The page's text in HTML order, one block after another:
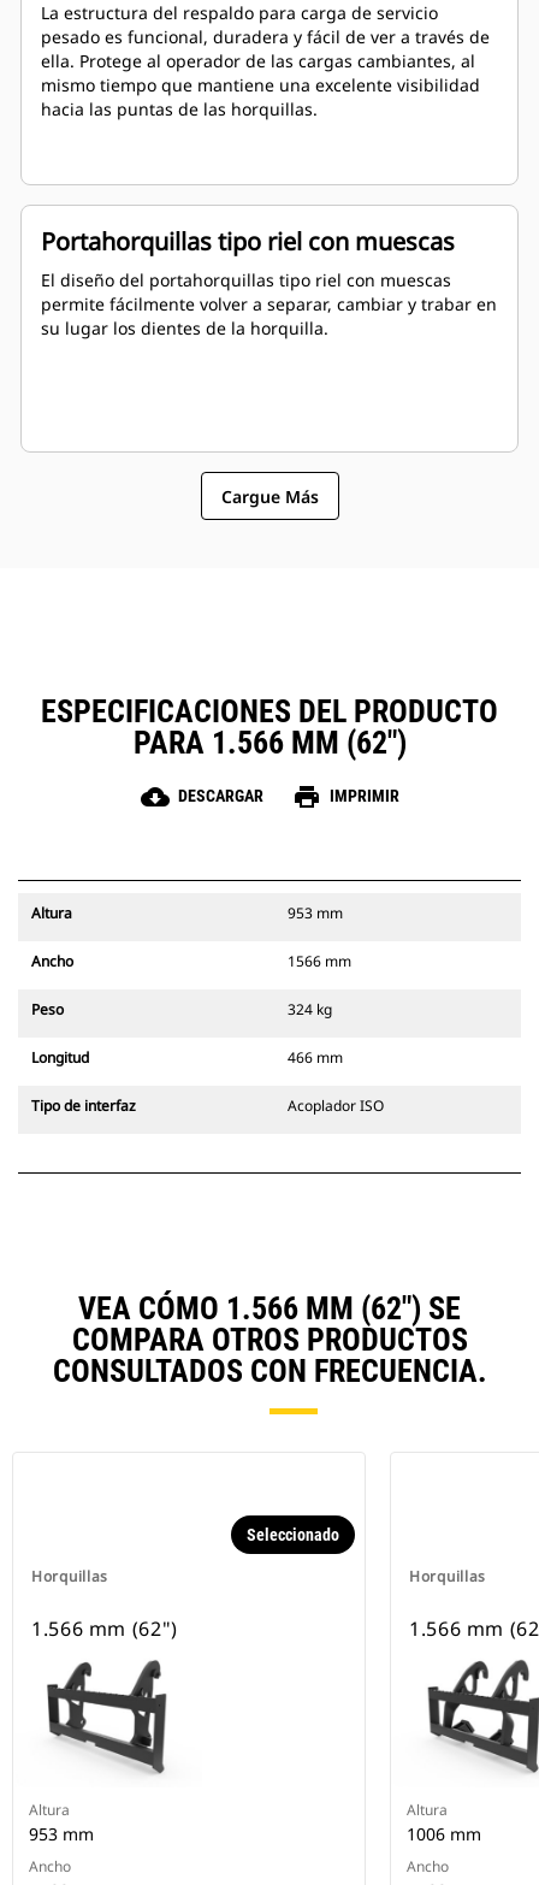
La estructura del respaldo para carga de servicio
pesado es funcional, duradera y fácil de ver a través de
ella. Protege al operador de las cargas cambiantes, al
mismo tiempo que mantiene una excelente visibilidad
hacia las puntas de las horquillas.
Portahorquillas tipo riel con muescas
El diseño del portahorquillas tipo riel con muescas
permite fácilmente volver a separar, cambiar y trabar en
su lugar los dientes de la horquilla.
Cargue Más
ESPECIFICACIONES DEL PRODUCTO
PARA 1.566 MM (62")
cloud_download DESCARGAR print IMPRIMIR
Altura 953 mm
Ancho 1566 mm
Peso 324 kg
Longitud 466 mm
Tipo de interfaz Acoplador ISO
VEA CÓMO 1.566 MM (62") SE
COMPARA OTROS PRODUCTOS
CONSULTADOS CON FRECUENCIA.
Horquillas
Seleccionado
1.566 mm (62")
Altura
953 mm
Ancho
Horquillas
1.566 mm
Altura
1006 mm
Ancho